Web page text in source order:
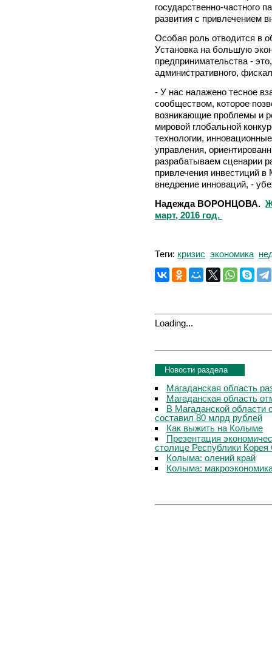
государственно-частного
развития с привлечением
Особая роль отводится в
Установка на большую
предпринимательства -
административного,
- У нас налажено тесное
сообществом, которое
возникающие проблемы и
мировой глобальной
технологии,
управления,
разрабатываем сценарии
привлечения инвестиций
внедрение инноваций, -
Надежда ВОРОНЦОВА.
март, 2016 год.
Теги: кризис экономика
Loading...
Новости раздела
Магаданская область
Магаданская область
В Магаданской области
составил 80 млрд рублей
Как выжить на Колыме
Презентация
столице Республики
Колыма: олений край
Колыма: